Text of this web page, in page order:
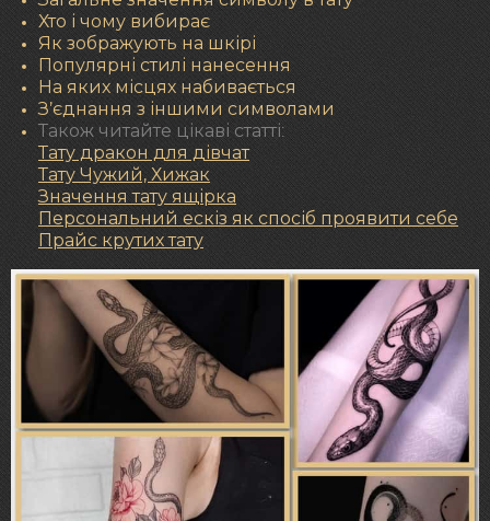
Хто і чому вибирає
Як зображують на шкірі
Популярні стилі нанесення
На яких місцях набивається
З’єднання з іншими символами
Також читайте цікаві статті:
Тату дракон для дівчат
Тату Чужий, Хижак
Значення тату ящірка
Персональний ескіз як спосіб проявити себе
Прайс крутих тату